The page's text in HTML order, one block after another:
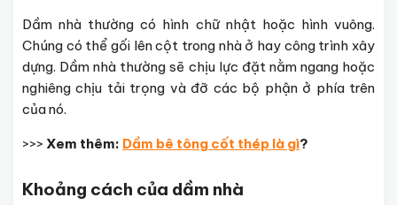
Dầm nhà thường có hình chữ nhật hoặc hình vuông.
Chúng có thể gối lên cột trong nhà ở hay công trình xây
dựng. Dầm nhà thường sẽ chịu lực đặt nằm ngang hoặc
nghiêng chịu tải trọng và đỡ các bộ phận ở phía trên
của nó.
>>> Xem thêm: Dầm bê tông cốt thép là gì?
Khoảng cách của dầm nhà